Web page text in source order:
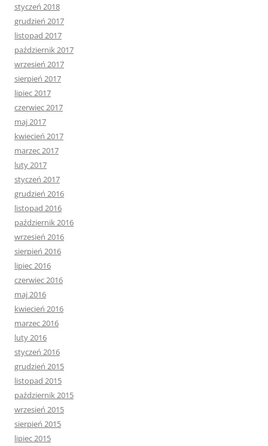
styczeń 2018
grudzień 2017
listopad 2017
październik 2017
wrzesień 2017
sierpień 2017
lipiec 2017
czerwiec 2017
maj 2017
kwiecień 2017
marzec 2017
luty 2017
styczeń 2017
grudzień 2016
listopad 2016
październik 2016
wrzesień 2016
sierpień 2016
lipiec 2016
czerwiec 2016
maj 2016
kwiecień 2016
marzec 2016
luty 2016
styczeń 2016
grudzień 2015
listopad 2015
październik 2015
wrzesień 2015
sierpień 2015
lipiec 2015